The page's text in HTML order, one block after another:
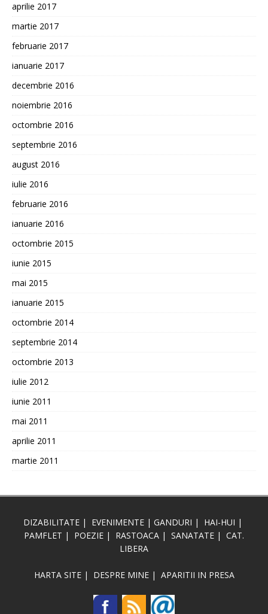
aprilie 2017
martie 2017
februarie 2017
ianuarie 2017
decembrie 2016
noiembrie 2016
octombrie 2016
septembrie 2016
august 2016
iulie 2016
februarie 2016
ianuarie 2016
octombrie 2015
iunie 2015
mai 2015
ianuarie 2015
octombrie 2014
septembrie 2014
octombrie 2013
iulie 2012
iunie 2011
mai 2011
aprilie 2011
martie 2011
DIZABILITATE | EVENIMENTE | GANDURI | HAI-HUI |
PAMFLET | POEZIE | RASTOACA | SANATATE | CAT.
LIBERA
HARTA SITE| DESPRE MINE| APARITII IN PRESA